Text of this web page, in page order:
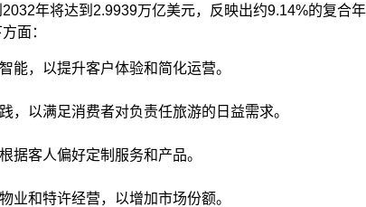
年将达到2.9939万亿美元，反映出约9.14%的复合年
面：​
能，以提升客户体验和简化运营。​
，以满足消费者对负责任旅游的日益需求。​
据客人偏好定制服务和产品。​
业和特许经营，以增加市场份额。​